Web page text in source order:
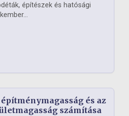
építészek és hatósági
építménymagasság és az
számítása